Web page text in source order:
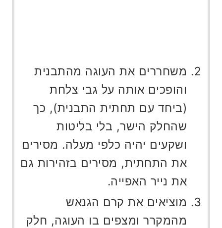
משחררים את העוגה מהתבנית
והופכים אותה על גבי צלחת
(ביחד עם תחתית התבנית), כך
שהחלק הישר, בלי בליטות
ושקעים יהיה כלפי מעלה. מסירים
את התחתית, מסירים בזהירות גם
את נייר האפייה.
מוציאים את קרם הגנאש
מהמקרר ומצפים בו העוגה, חלק